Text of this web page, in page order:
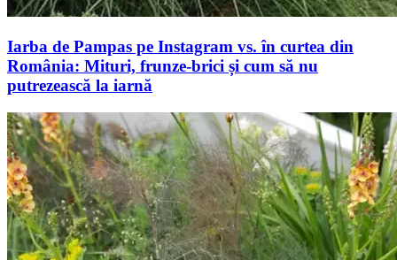
Iarba de Pampas pe Instagram vs. în curtea din
România: Mituri, frunze-brici și cum să nu
putrezească la iarnă